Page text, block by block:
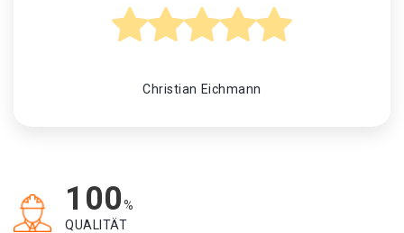
Christian Eichmann
100%
QUALITÄT